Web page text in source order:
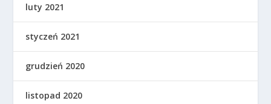
luty 2021
styczeń 2021
grudzień 2020
listopad 2020